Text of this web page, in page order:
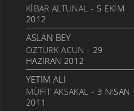
HAYALIN
ŞIIRLER- 20 AĞUSTOS
2010
DIRHEM DIRHEM
ŞIIRLER- 22 TEMMUZ
GEZELIM SAHILI
ŞIIRLER
KIBAR ALTUNAL - 5 EKIM
2012
ASLAN BEY
ÖZTÜRK ACUN - 29
HAZIRAN 2012
YETIM ALI
MÜFIT AKSAKAL - 3 NISAN
2011